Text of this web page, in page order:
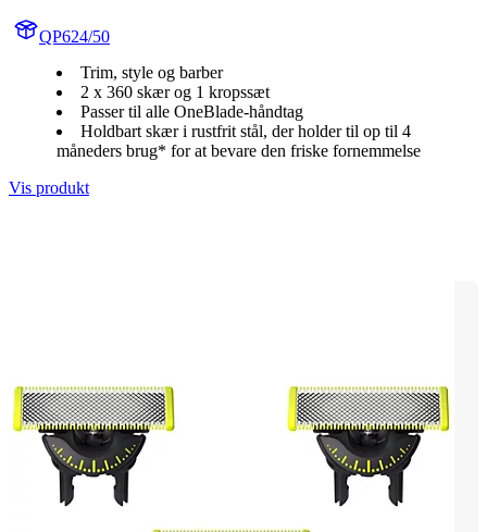
QP624/50
Trim, style og barber
2 x 360 skær og 1 kropssæt
Passer til alle OneBlade-håndtag
Holdbart skær i rustfrit stål, der holder til op til 4
måneders brug* for at bevare den friske fornemmelse
Vis produkt